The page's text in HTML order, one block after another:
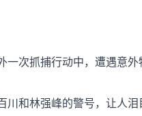
次抓捕行动中，遭遇意外
和林强峰的警号，让人泪